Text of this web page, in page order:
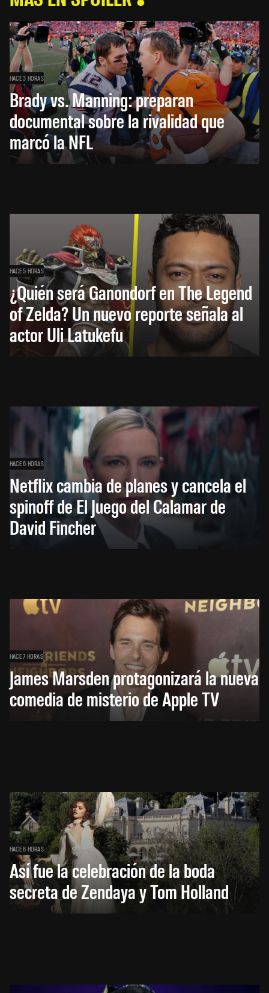
HACE 3 HORAS
Brady vs. Manning: preparan
documental sobre la rivalidad que
marcó la NFL
HACE 5 HORAS
¿Quién será Ganondorf en The Legend
of Zelda? Un nuevo reporte señala al
actor Uli Latukefu
HACE 6 HORAS
Netflix cambia de planes y cancela el
spinoff de El Juego del Calamar de
David Fincher
HACE 7 HORAS
James Marsden protagonizará la nueva
comedia de misterio de Apple TV
HACE 8 HORAS
Así fue la celebración de la boda
secreta de Zendaya y Tom Holland